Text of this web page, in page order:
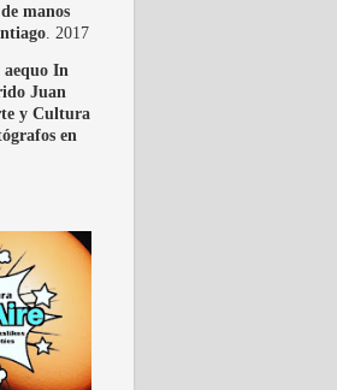
manos
. 2017
aequo In
Juan
y Cultura
en